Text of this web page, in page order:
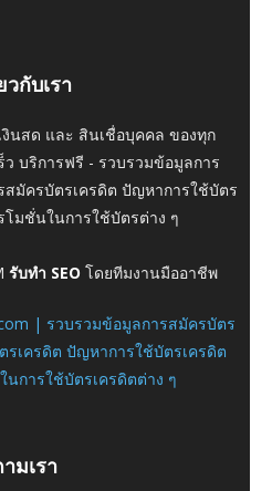
วกับเรา
นสด และ สินเชื่อบุคคล ของทุก
บริการฟรี - รวบรวมข้อมูลการ
มัครบัตรเครดิต ปัญหาการใช้บัตร
โมชั่นในการใช้บัตรต่าง ๆ
รับทำ SEO โดยทีมงานมืออาชีพ
| รวบรวมข้อมูลการสมัครบัตร
เครดิต ปัญหาการใช้บัตรเครดิต
การใช้บัตรเครดิตต่าง ๆ
มเรา